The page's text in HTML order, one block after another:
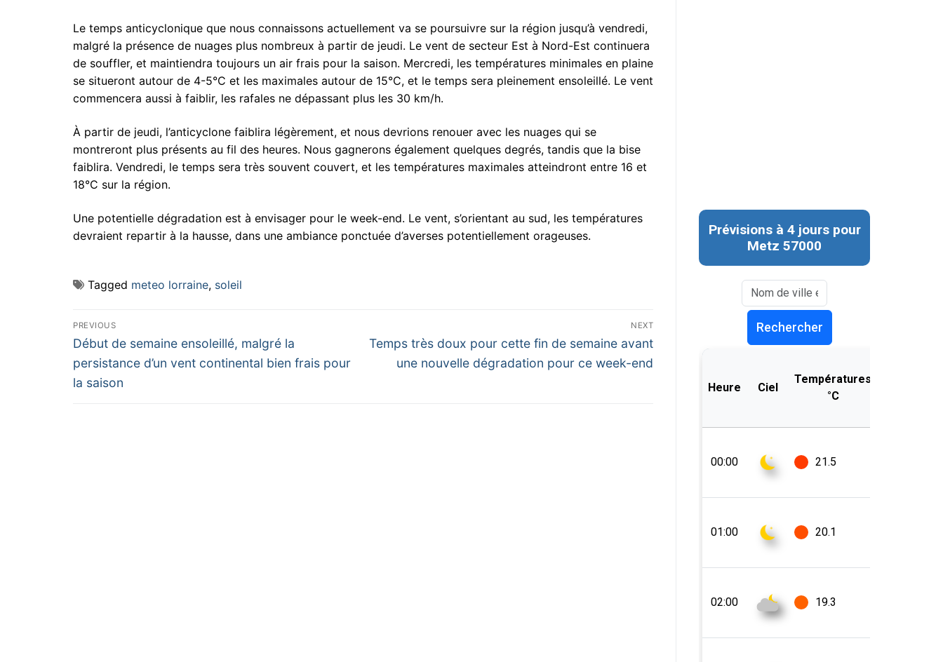
Le temps anticyclonique que nous connaissons actuellement va se poursuivre sur la région jusqu’à vendredi,
malgré la présence de nuages plus nombreux à partir de jeudi. Le vent de secteur Est à Nord-Est continuera
de souffler, et maintiendra toujours un air frais pour la saison. Mercredi, les températures minimales en plaine
se situeront autour de 4-5°C et les maximales autour de 15°C, et le temps sera pleinement ensoleillé. Le vent
commencera aussi à faiblir, les rafales ne dépassant plus les 30 km/h.
À partir de jeudi, l’anticyclone faiblira légèrement, et nous devrions renouer avec les nuages qui se
montreront plus présents au fil des heures. Nous gagnerons également quelques degrés, tandis que la bise
faiblira. Vendredi, le temps sera très souvent couvert, et les températures maximales atteindront entre 16 et
18°C sur la région.
Une potentielle dégradation est à envisager pour le week-end. Le vent, s’orientant au sud, les températures
devraient repartir à la hausse, dans une ambiance ponctuée d’averses potentiellement orageuses.
Tagged meteo lorraine, soleil
Navigation
de
l’article
PREVIOUS
Previous
post:
Début de semaine ensoleillé, malgré la
persistance d’un vent continental bien frais pour
la saison
NEXT
Next
Temps très doux pour cette fin de semaine avant
une nouvelle dégradation pour ce week-end